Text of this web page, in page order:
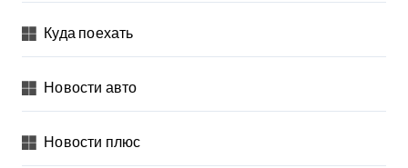
Куда поехать
Новости авто
Новости плюс